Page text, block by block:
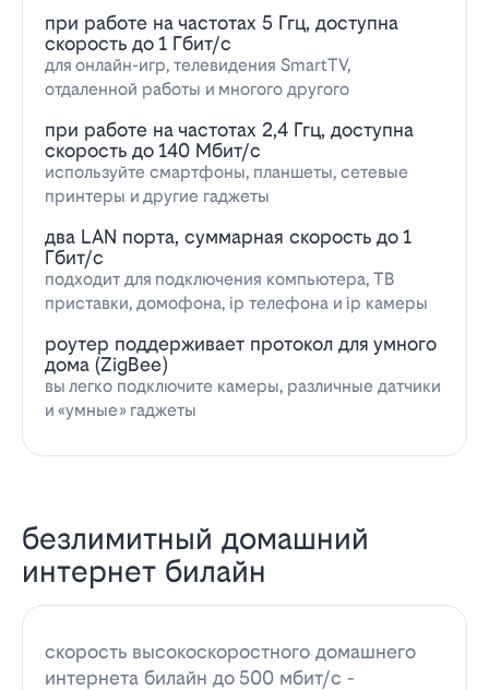
при работе на частотах 5 Ггц, доступна
скорость до 1 Гбит/с
для онлайн-игр, телевидения SmartTV,
отдаленной работы и многого другого
при работе на частотах 2,4 Ггц, доступна
скорость до 140 Мбит/с
используйте смартфоны, планшеты, сетевые
принтеры и другие гаджеты
два LAN порта, суммарная скорость до 1
Гбит/с
подходит для подключения компьютера, ТВ
приставки, домофона, ip телефона и ip камеры
роутер поддерживает протокол для умного
дома (ZigBee)
вы легко подключите камеры, различные датчики
и «умные» гаджеты
безлимитный домашний
интернет билайн
скорость высокоскоростного домашнего
интернета билайн до 500 мбит/с -